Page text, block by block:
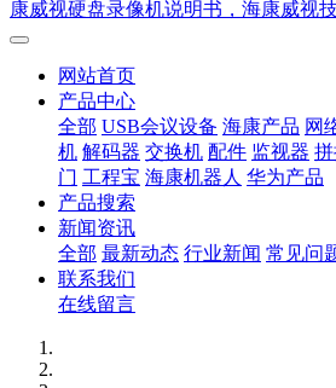
网站首页
产品中心
全部 USB会议设备 海康产品 网
机 解码器 交换机 配件 监视器
门 工程宝 海康机器人 华为产品
产品搜索
新闻资讯
全部 最新动态 行业新闻 常见问
联系我们
在线留言